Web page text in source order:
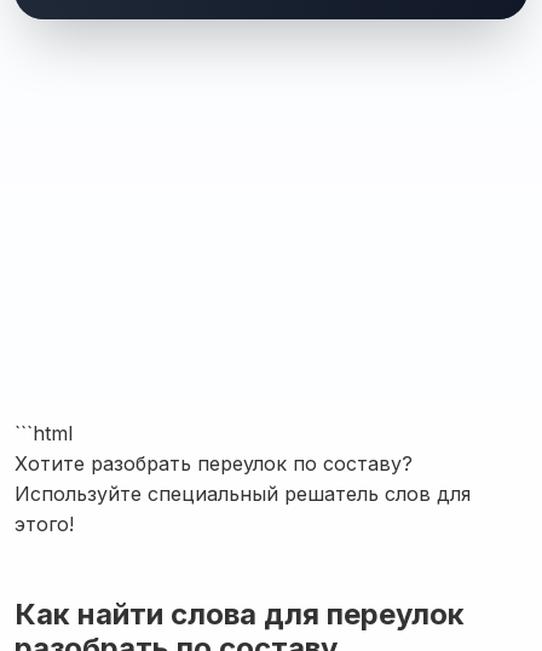
```html
Хотите разобрать переулок по составу?
Используйте специальный решатель слов для
этого!
Как найти слова для переулок